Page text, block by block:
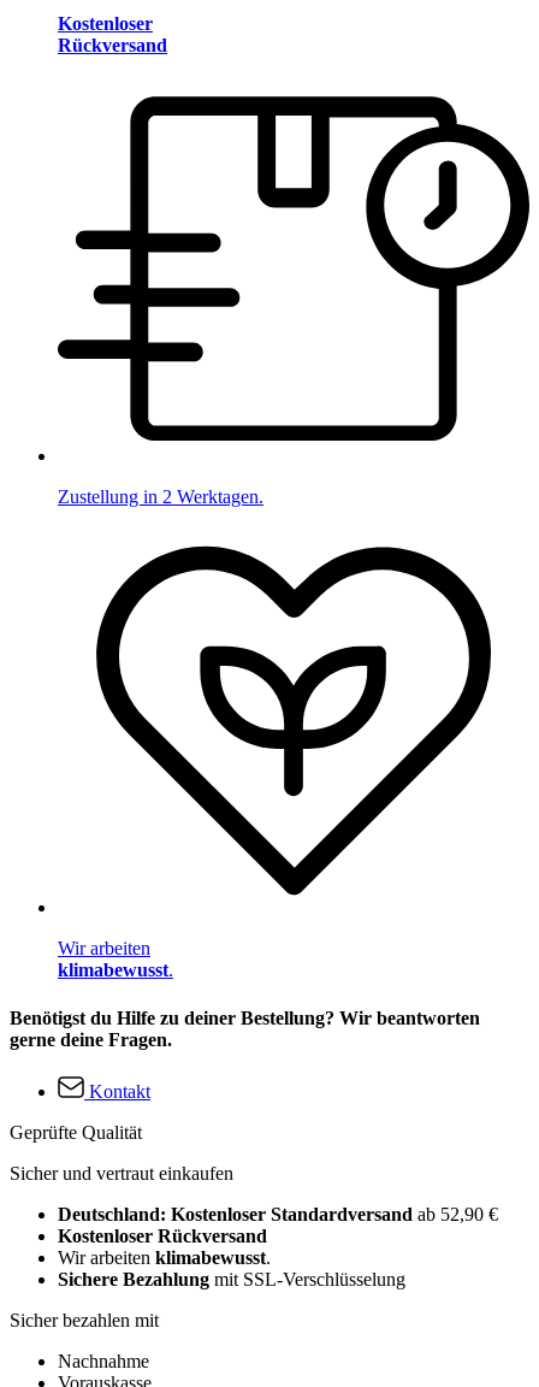
Kostenloser
Rückversand
Zustellung in 2 Werktagen.
Wir arbeiten
klimabewusst.
Benötigst du Hilfe zu deiner Bestellung? Wir beantworten
gerne deine Fragen.
Kontakt
Geprüfte Qualität
Sicher und vertraut einkaufen
Deutschland: Kostenloser Standardversand ab 52,90 €
Kostenloser Rückversand
Wir arbeiten klimabewusst.
Sichere Bezahlung mit SSL-Verschlüsselung
Sicher bezahlen mit
Nachnahme
Vorauskasse